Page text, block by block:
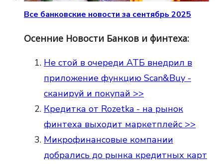
Все банковские новости за сентябрь 2025
Осенние Новости Банков и финтеха:
Не стой в очереди АТБ внедрил в
приложение функцию Scan&Buy -
сканируй и покупай >>
Кредитка от Rozetka - на рынок
финтеха выходит маркетплейс >>
Микрофинансовые компании
добрались до рынка кредитных карт